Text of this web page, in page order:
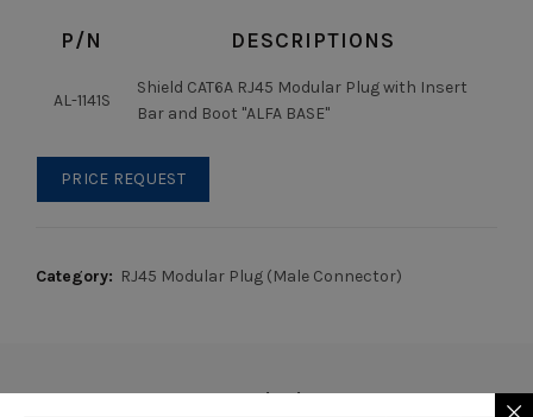
P/N DESCRIPTIONS
AL-1141S
Shield CAT6A RJ45 Modular Plug with Insert
Bar and Boot "ALFA BASE"
PRICE REQUEST
Category: RJ45 Modular Plug (Male Connector)
Description